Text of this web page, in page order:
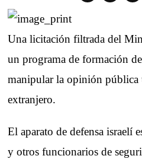
Una licitación filtrada del
un programa de formación
manipular la opinión pública
extranjero.
El aparato de defensa israelí
y otros funcionarios de